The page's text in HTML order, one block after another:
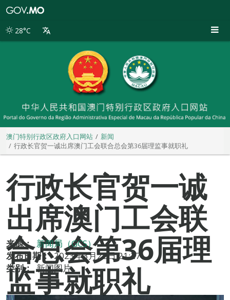
别
28°C
澳门特别行政区政府入口网站
新闻
行政长官贺一诚出席澳门工会联合总会第36届理监事就职礼
行政长官贺一诚
出席澳门工会联
合总会第36届理
监事就职礼
来源： 新闻局（GCS）
发布日期： 2023年3月22日 21:27
类别： 新闻图片